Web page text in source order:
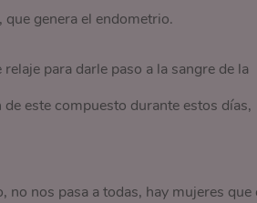
genera el endometrio.
para darle paso a la sangre de la
este compuesto durante estos días,
nos pasa a todas, hay mujeres que